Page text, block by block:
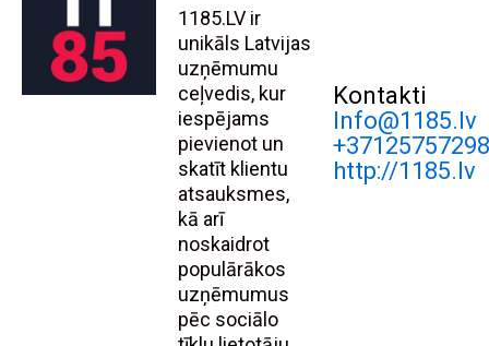
1185.LV ir
unikāls Latvijas
uzņēmumu
ceļvedis, kur
iespējams
pievienot un
skatīt klientu
atsauksmes,
kā arī
noskaidrot
populārākos
uzņēmumus
pēc sociālo
Kontakti
Info@1185.lv
http://1185.lv